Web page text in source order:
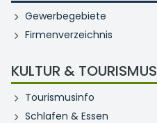
Gewerbegebiete
Firmenverzeichnis
KULTUR & TOURISMUS
Tourismusinfo
Schlafen & Essen